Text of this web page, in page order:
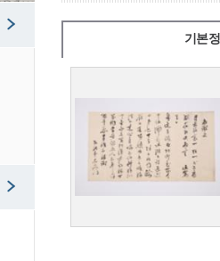
기본